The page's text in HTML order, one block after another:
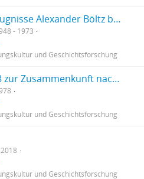
3 Bestätigungen bzw. Zeugnisse Alexander Böltz betreffend
- 1973
und Geschichtsforschung
Originalbericht von 1978 zur Zusammenkunft nach 60 Jahren
und Geschichtsforschung
und Geschichtsforschung